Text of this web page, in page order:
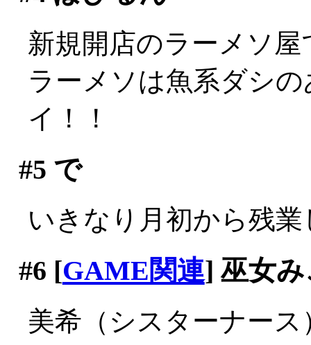
新規開店のラーメソ
ラーメソは魚系ダシ
イ！！
#5 で
いきなり月初から残
#6 [GAME関連] 巫女
美希（シスターナース